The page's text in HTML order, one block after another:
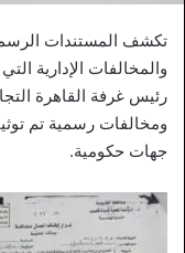
تكشف المستندات
والمخالفات الإدارية
رئيس غرفة القاهرة
ومخالفات رسمية تم
جهات حكومية.